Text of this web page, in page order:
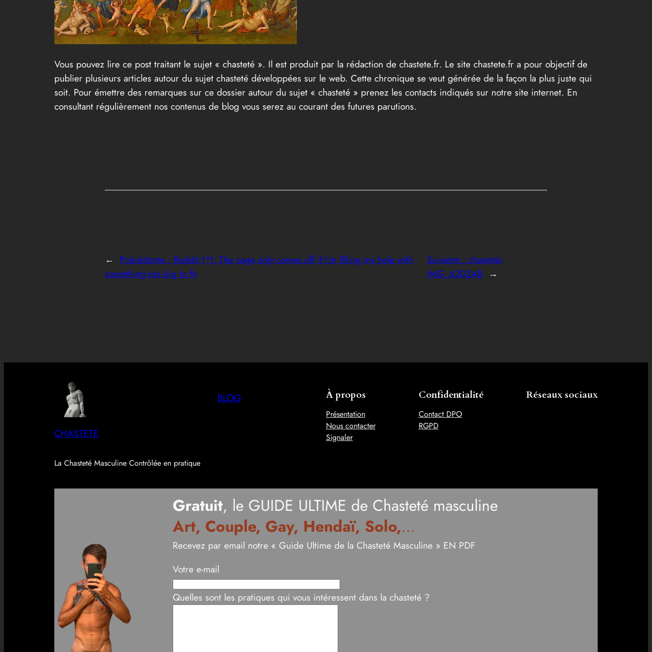
Vous pouvez lire ce post traitant le sujet « chasteté ». Il est produit par la rédaction de chastete.fr. Le site chastete.fr a pour objectif de
publier plusieurs articles autour du sujet chasteté développées sur le web. Cette chronique se veut générée de la façon la plus juste qui
soit. Pour émettre des remarques sur ce dossier autour du sujet « chasteté » prenez les contacts indiqués sur notre site internet. En
consultant régulièrement nos contenus de blog vous serez au courant des futures parutions.
← Précédente : Reddit (*): The cage only comes off if I’m filling my hole with
something too big to fit
Suivante :chasteté;
IMG_6202AB →
CHASTETE
La Chasteté Masculine Contrôlée en pratique
BLOG À propos
Présentation
Nous contacter
Signaler
Confidentialité
Contact DPO
RGPD
Réseaux sociaux
Gratuit, le GUIDE ULTIME de Chasteté masculine
Art, Couple, Gay, Hendaï, Solo,…
Recevez par email notre « Guide Ultime de la Chasteté Masculine » EN PDF
Votre e-mail
Quelles sont les pratiques qui vous intéressent dans la chasteté ?